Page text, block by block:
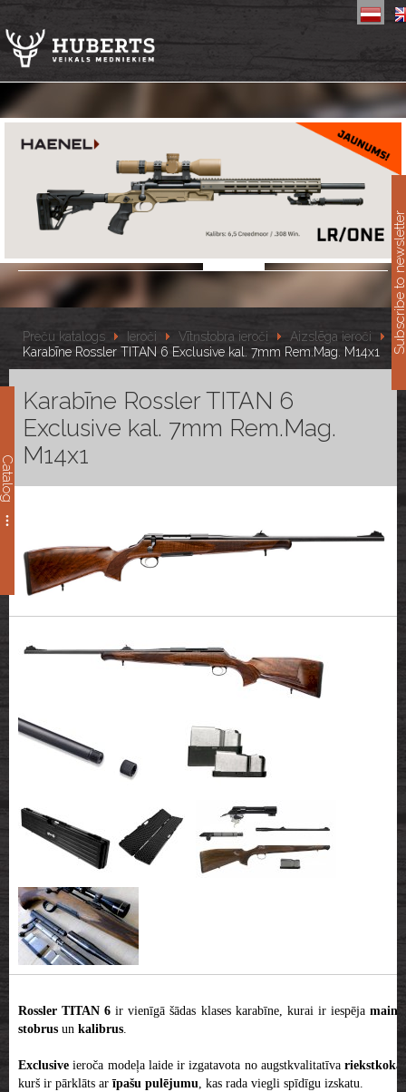
Catalog
Preču katalogs Ieroči Vītņstobra ieroči
Aizslēga ieroči
Karabīne Rossler TITAN 6 Exclusive kal. 7mm Rem.Mag. M14x1
Karabīne Rossler TITAN 6
Exclusive kal. 7mm Rem.Mag.
M14x1
Rossler TITAN 6 ir vienīgā šādas klases karabīne, kurai ir iespējamainīt
stobrus un kalibrus.
Exclusiveieroča modeļa laide ir izgatavota no augstkvalitatīva riekstkoka,
kurš ir pārklāts arīpašu pulējumu, kas rada viegli spīdīgu izskatu.
Subscribe